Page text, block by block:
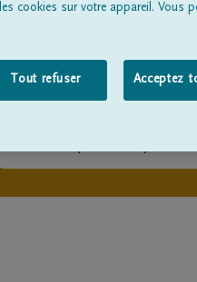
cookies sur votre appareil. Vous
Tout refuser Acceptez